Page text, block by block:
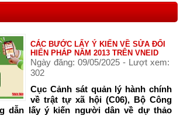
CÁC BƯỚC LẤY Ý KIẾN VỀ SỬA ĐỔI
HIẾN PHÁP NĂM 2013 TRÊN VNEID
Ngày đăng: 09/05/2025 - Lượt xem:
302
Cục Cảnh sát quản lý hành chính
về trật tự xã hội (C06), Bộ Công
dẫn lấy ý kiến người dân về dự thảo